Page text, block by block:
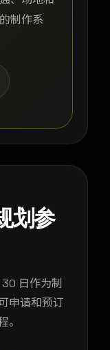
制作系
划参
日作为制
申请和预订
。